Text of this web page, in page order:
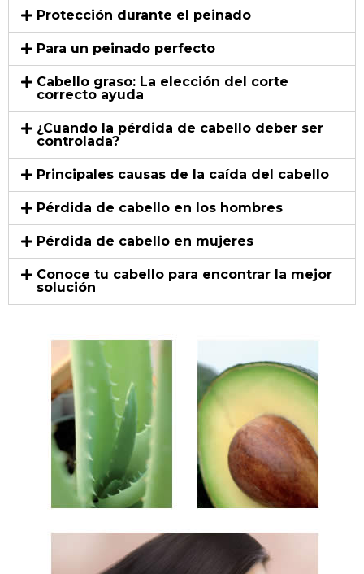
Protección durante el peinado
Para un peinado perfecto
Cabello graso: La elección del corte
correcto ayuda
¿Cuando la pérdida de cabello deber ser
controlada?
Principales causas de la caída del cabello
Pérdida de cabello en los hombres
Pérdida de cabello en mujeres
Conoce tu cabello para encontrar la mejor
solución